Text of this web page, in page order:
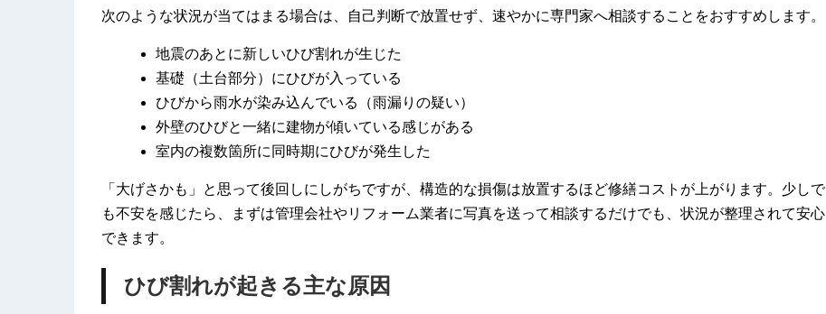
次のような状況が当てはまる場合は、自己判断で放置せず、速やかに専門家へ相談することをおすすめします。
地震のあとに新しいひび割れが生じた
基礎（土台部分）にひびが入っている
ひびから雨水が染み込んでいる（雨漏りの疑い）
外壁のひびと一緒に建物が傾いている感じがある
室内の複数箇所に同時期にひびが発生した
「大げさかも」と思って後回しにしがちですが、構造的な損傷は放置するほど修繕コストが上がります。少しで
も不安を感じたら、まずは管理会社やリフォーム業者に写真を送って相談するだけでも、状況が整理されて安心
できます。
ひび割れが起きる主な原因